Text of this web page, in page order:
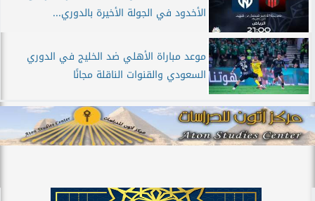
الأخدود في الجولة الأخيرة بالدوري...
موعد مباراة الأهلي ضد الخليج في الدوري
السعودي والقنوات الناقلة مجانًا